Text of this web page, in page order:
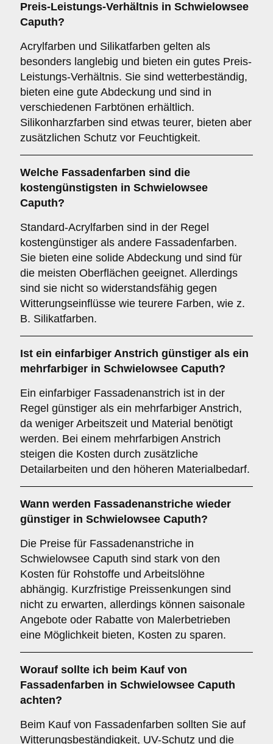
Preis-Leistungs-Verhältnis in Schwielowsee
Caputh?
Acrylfarben und Silikatfarben gelten als
besonders langlebig und bieten ein gutes Preis-
Leistungs-Verhältnis. Sie sind wetterbeständig,
bieten eine gute Abdeckung und sind in
verschiedenen Farbtönen erhältlich.
Silikonharzfarben sind etwas teurer, bieten aber
zusätzlichen Schutz vor Feuchtigkeit.
Welche Fassadenfarben sind die
kostengünstigsten in Schwielowsee
Caputh?
Standard-Acrylfarben sind in der Regel
kostengünstiger als andere Fassadenfarben.
Sie bieten eine solide Abdeckung und sind für
die meisten Oberflächen geeignet. Allerdings
sind sie nicht so widerstandsfähig gegen
Witterungseinflüsse wie teurere Farben, wie z.
B. Silikatfarben.
Ist ein einfarbiger Anstrich günstiger als ein
mehrfarbiger in Schwielowsee Caputh?
Ein einfarbiger Fassadenanstrich ist in der
Regel günstiger als ein mehrfarbiger Anstrich,
da weniger Arbeitszeit und Material benötigt
werden. Bei einem mehrfarbigen Anstrich
steigen die Kosten durch zusätzliche
Detailarbeiten und den höheren Materialbedarf.
Wann werden Fassadenanstriche wieder
günstiger in Schwielowsee Caputh?
Die Preise für Fassadenanstriche in
Schwielowsee Caputh sind stark von den
Kosten für Rohstoffe und Arbeitslöhne
abhängig. Kurzfristige Preissenkungen sind
nicht zu erwarten, allerdings können saisonale
Angebote oder Rabatte von Malerbetrieben
eine Möglichkeit bieten, Kosten zu sparen.
Worauf sollte ich beim Kauf von
Fassadenfarben in Schwielowsee Caputh
achten?
Beim Kauf von Fassadenfarben sollten Sie auf
Witterungsbeständigkeit, UV-Schutz und die